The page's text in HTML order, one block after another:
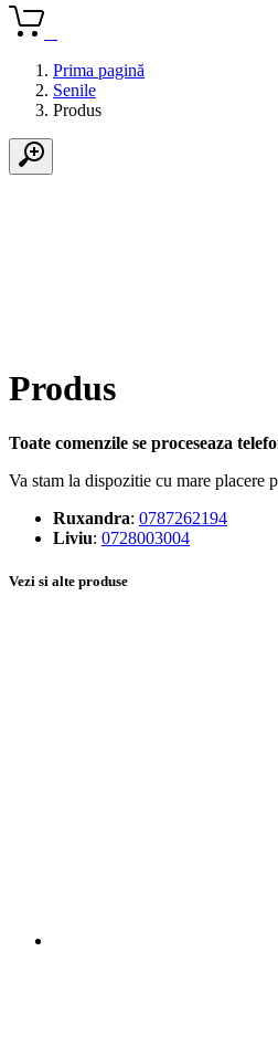
Prima pagină
Senile
Produs
Produs
Toate comenzile se proceseaza
Va stam la dispozitie cu mare placere
Ruxandra: 0787262194
Liviu: 0728003004
Vezi si alte produse